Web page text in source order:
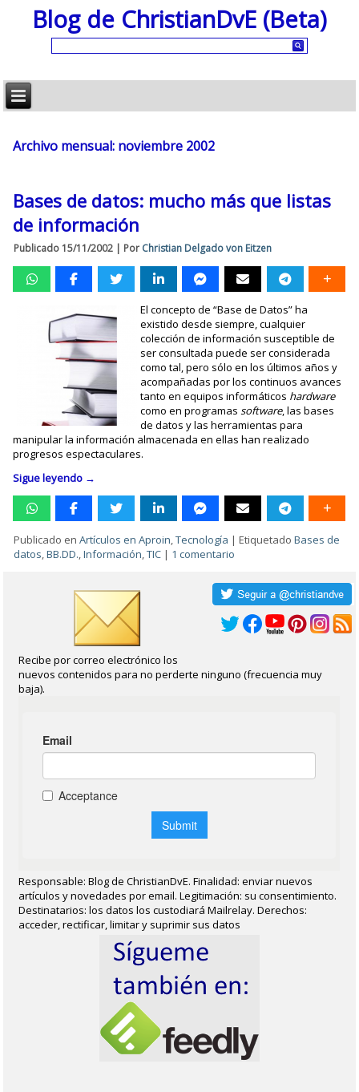
Blog de ChristianDvE (Beta)
Archivo mensual: noviembre 2002
Bases de datos: mucho más que listas
de información
Publicado 15/11/2002 | Por Christian Delgado von Eitzen
El concepto de “Base de Datos” ha
existido desde siempre, cualquier
colección de información susceptible de
ser consultada puede ser considerada
como tal, pero sólo en los últimos años y
acompañadas por los continuos avances
tanto en equipos informáticos hardware
como en programas software, las bases
de datos y las herramientas para
manipular la información almacenada en ellas han realizado
progresos espectaculares.
Sigue leyendo →
Publicado en Artículos en Aproin,Tecnología |Etiquetado Bases de
datos,BB.DD.,Información,TIC | 1 comentario
Recibe por correo electrónico los
nuevos contenidos para no perderte ninguno (frecuencia muy
baja).
Responsable: Blog de ChristianDvE. Finalidad: enviar nuevos
artículos y novedades por email. Legitimación: su consentimiento.
Destinatarios: los datos los custodiará Mailrelay. Derechos:
acceder, rectificar, limitar y suprimir sus datos